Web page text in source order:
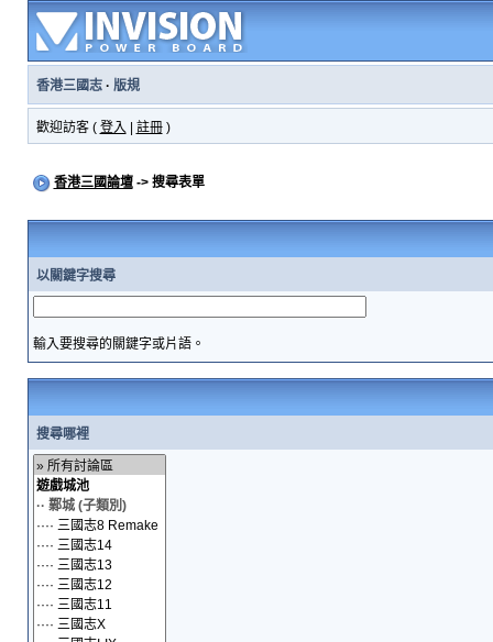
香港三國志· 版規
歡迎訪客 ( 登入 註冊)
香港三國論壇-> 搜尋表單
以關鍵字搜尋
輸入要搜尋的關鍵字或片語。
搜尋哪裡